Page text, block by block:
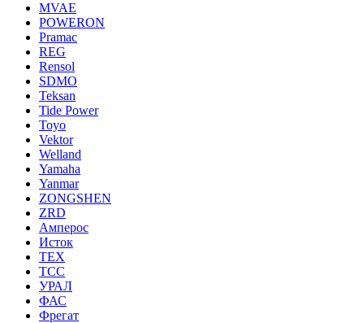
MVAE
POWERON
Pramac
REG
Rensol
SDMO
Teksan
Tide Power
Toyo
Vektor
Welland
Yamaha
Yanmar
ZONGSHEN
ZRD
Амперос
Исток
ТЕХ
ТСС
УРАЛ
ФАС
Фрегат